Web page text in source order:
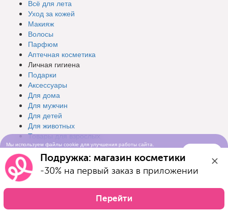
Всё для лета
Уход за кожей
Макияж
Волосы
Парфюм
Аптечная косметика
Личная гигиена
Подарки
Аксессуары
Для дома
Для мужчин
Для детей
Для животных
Товары для взрослых
Мерч Подружка
Бренды
Разделы
Мы используем файлы cookie для улучшения работы сайта.
использования cookie-файловПодружка: магазин косметики
-30% на первый заказ в приложении
Перейти